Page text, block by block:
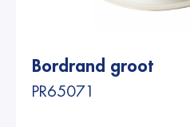
Bordrand groot
PR65071